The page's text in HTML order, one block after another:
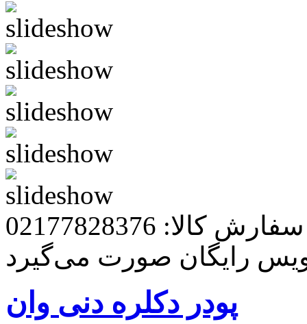
کالا: 02177828376
رایگان صورت می‌گیرد
پودر دکلره دنی وان